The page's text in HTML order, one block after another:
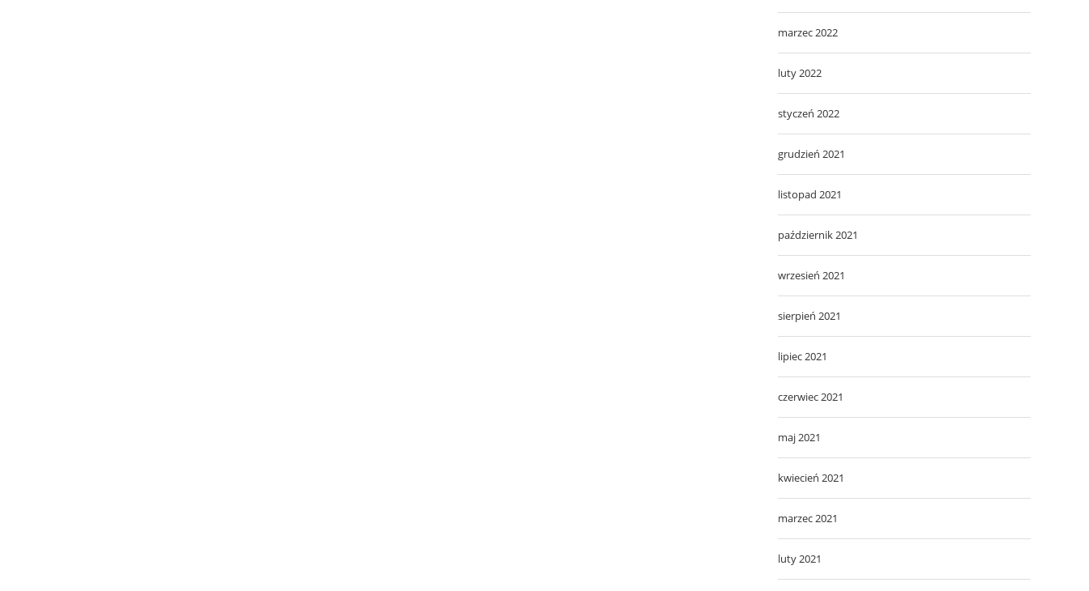
marzec 2022
luty 2022
styczeń 2022
grudzień 2021
listopad 2021
październik 2021
wrzesień 2021
sierpień 2021
lipiec 2021
czerwiec 2021
maj 2021
kwiecień 2021
marzec 2021
luty 2021